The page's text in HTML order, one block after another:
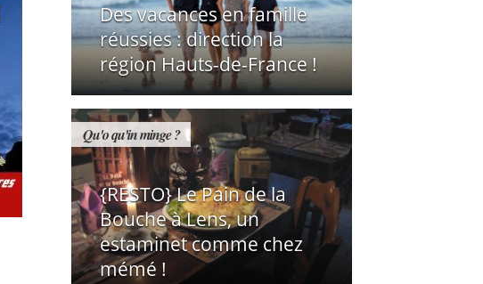
Des vacances en famille
réussies : direction la
région Hauts-de-France !
Qu'o qu'in minge ?
{RESTO} Le Pain de la
Bouche à Lens, un
estaminet comme chez
mémé !